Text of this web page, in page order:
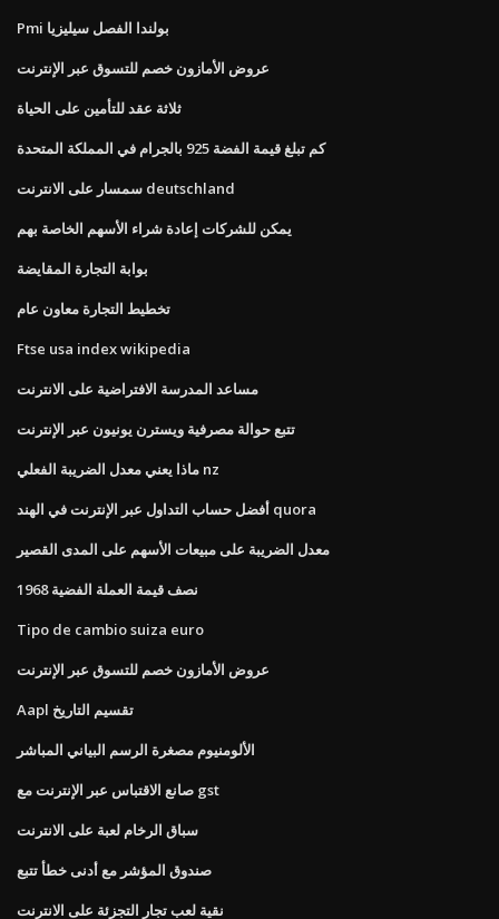
Pmi بولندا الفصل سيليزيا
عروض الأمازون خصم للتسوق عبر الإنترنت
ثلاثة عقد للتأمين على الحياة
كم تبلغ قيمة الفضة 925 بالجرام في المملكة المتحدة
سمسار على الانترنت deutschland
يمكن للشركات إعادة شراء الأسهم الخاصة بهم
بوابة التجارة المقايضة
تخطيط التجارة معاون عام
Ftse usa index wikipedia
مساعد المدرسة الافتراضية على الانترنت
تتبع حوالة مصرفية ويسترن يونيون عبر الإنترنت
ماذا يعني معدل الضريبة الفعلي nz
أفضل حساب التداول عبر الإنترنت في الهند quora
معدل الضريبة على مبيعات الأسهم على المدى القصير
1968 نصف قيمة العملة الفضية
Tipo de cambio suiza euro
عروض الأمازون خصم للتسوق عبر الإنترنت
Aapl تقسيم التاريخ
الألومنيوم مصغرة الرسم البياني المباشر
صانع الاقتباس عبر الإنترنت مع gst
سباق الرخام لعبة على الانترنت
صندوق المؤشر مع أدنى خطأ تتبع
نقية لعب تجار التجزئة على الانترنت